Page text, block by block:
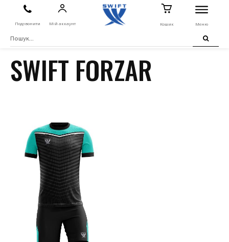
Подзвонити Мій аккаунт Кошик Меню
SWIFT FORZAR